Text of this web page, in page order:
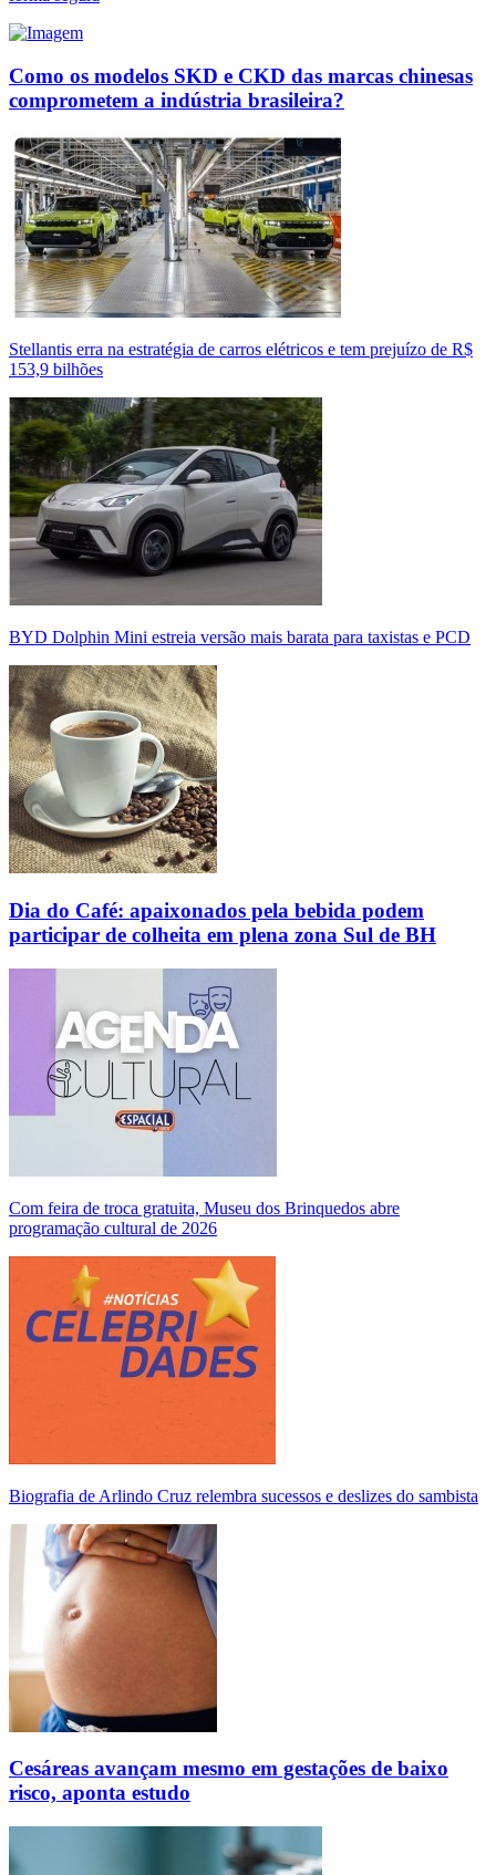
Como os modelos SKD e CKD das marcas chinesas
comprometem a indústria brasileira?
Stellantis erra na estratégia de carros elétricos e tem prejuízo de R$
153,9 bilhões
BYD Dolphin Mini estreia versão mais barata para taxistas e PCD
Dia do Café: apaixonados pela bebida podem
participar de colheita em plena zona Sul de BH
Com feira de troca gratuita, Museu dos Brinquedos abre
programação cultural de 2026
Biografia de Arlindo Cruz relembra sucessos e deslizes do sambista
Cesáreas avançam mesmo em gestações de baixo
risco, aponta estudo